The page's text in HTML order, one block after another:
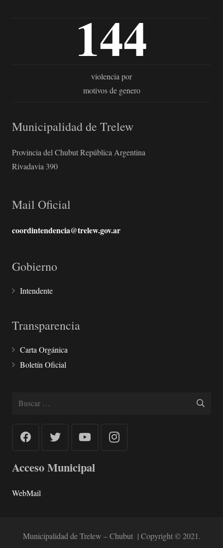
144
violencia por
motivos de genero
Municipalidad de Trelew
Provincia del Chubut República Argentina
Rivadavia 390
Mail Oficial
coordintendencia@trelew.gov.ar
Gobierno
Intendente
Transparencia
Carta Orgánica
Boletín Oficial
Buscar:
Acceso Municipal
WebMail
Municipalidad de Trelew – Chubut | Copyright © 2021.